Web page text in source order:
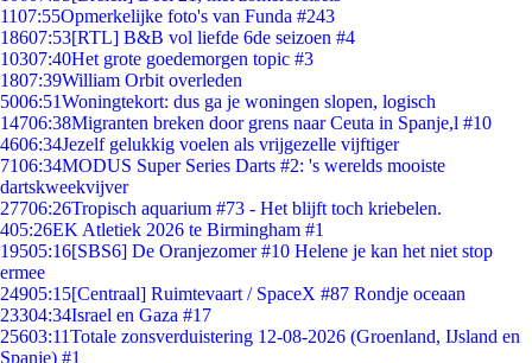
1107:55Opmerkelijke foto's van Funda #243
18607:53[RTL] B&B vol liefde 6de seizoen #4
10307:40Het grote goedemorgen topic #3
1807:39William Orbit overleden
5006:51Woningtekort: dus ga je woningen slopen, logisch
14706:38Migranten breken door grens naar Ceuta in Spanje,l #10
4606:34Jezelf gelukkig voelen als vrijgezelle vijftiger
7106:34MODUS Super Series Darts #2: 's werelds mooiste
dartskweekvijver
27706:26Tropisch aquarium #73 - Het blijft toch kriebelen.
405:26EK Atletiek 2026 te Birmingham #1
19505:16[SBS6] De Oranjezomer #10 Helene je kan het niet stop
ermee
24905:15[Centraal] Ruimtevaart / SpaceX #87 Rondje oceaan
23304:34Israel en Gaza #17
25603:11Totale zonsverduistering 12-08-2026 (Groenland, IJsland en
Spanje) #1